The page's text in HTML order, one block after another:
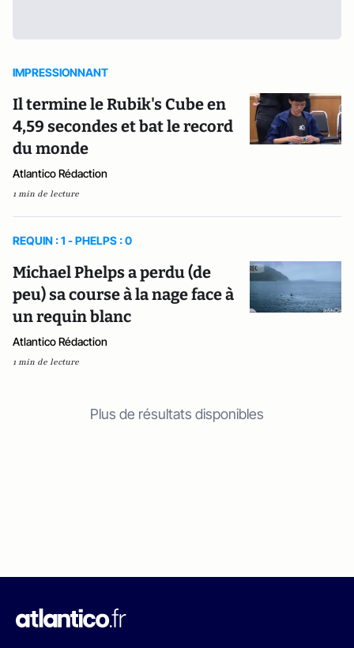
IMPRESSIONNANT
Il termine le Rubik's Cube en
4,59 secondes et bat le record
du monde
Atlantico Rédaction
1 min de lecture
REQUIN : 1 - PHELPS : 0
Michael Phelps a perdu (de
peu) sa course à la nage face à
un requin blanc
Atlantico Rédaction
1 min de lecture
Plus de résultats disponibles